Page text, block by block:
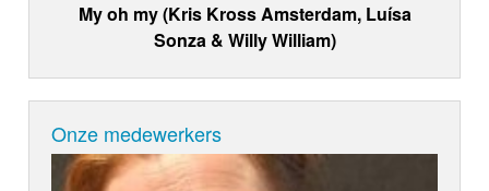
My oh my (Kris Kross Amsterdam, Luísa
Sonza & Willy William)
Onze medewerkers